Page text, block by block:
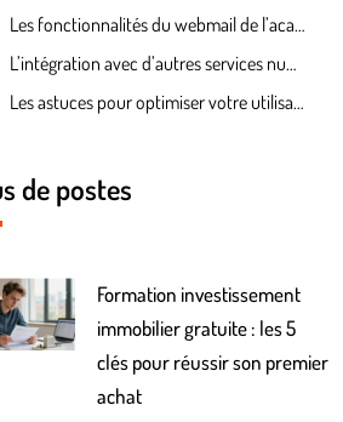
Les fonctionnalités du webmail de l’académie de Normandie
L’intégration avec d’autres services numériques
Les astuces pour optimiser votre utilisation du webmail
de postes
Formation investissement
immobilier gratuite : les 5
clés pour réussir son premier
achat